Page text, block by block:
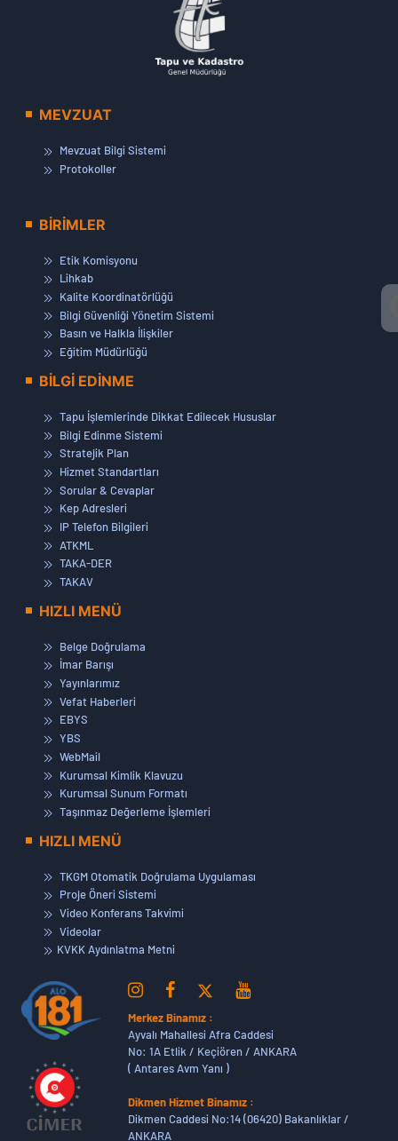
MEVZUAT
Mevzuat Bilgi Sistemi
Protokoller
BİRİMLER
Etik Komisyonu
Lihkab
Kalite Koordinatörlüğü
Bilgi Güvenliği Yönetim Sistemi
Basın ve Halkla İlişkiler
Eğitim Müdürlüğü
BİLGİ EDİNME
Tapu İşlemlerinde Dikkat Edilecek Hususlar
Bilgi Edinme Sistemi
Stratejik Plan
Hizmet Standartları
Sorular & Cevaplar
Kep Adresleri
IP Telefon Bilgileri
ATKML
TAKA-DER
TAKAV
HIZLI MENÜ
Belge Doğrulama
İmar Barışı
Yayınlarımız
Vefat Haberleri
EBYS
YBS
WebMail
Kurumsal Kimlik Klavuzu
Kurumsal Sunum Formatı
Taşınmaz Değerleme İşlemleri
HIZLI MENÜ
TKGM Otomatik Doğrulama Uygulaması
Proje Öneri Sistemi
Video Konferans Takvimi
Videolar
KVKK Aydınlatma Metni
Merkez Binamız :
Ayvalı Mahallesi Afra Caddesi
No: 1A Etlik / Keçiören / ANKARA
( Antares Avm Yanı )
Dikmen Hizmet Binamız :
Dikmen Caddesi No:14 (06420) Bakanlıklar /
ANKARA